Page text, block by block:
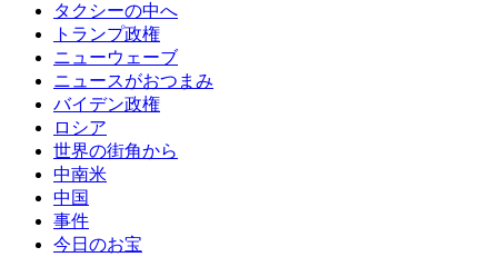
タクシーの中へ
トランプ政権
ニューウェーブ
ニュースがおつまみ
バイデン政権
ロシア
世界の街角から
中南米
中国
事件
今日のお宝